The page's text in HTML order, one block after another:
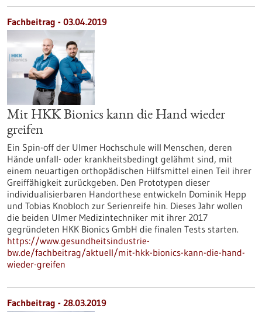
Fachbeitrag - 03.04.2019
Mit HKK Bionics kann die Hand wieder
greifen
Ein Spin-off der Ulmer Hochschule will Menschen, deren
Hände unfall- oder krankheitsbedingt gelähmt sind, mit
einem neuartigen orthopädischen Hilfsmittel einen Teil ihrer
Greiffähigkeit zurückgeben. Den Prototypen dieser
individualisierbaren Handorthese entwickeln Dominik Hepp
und Tobias Knobloch zur Serienreife hin. Dieses Jahr wollen
die beiden Ulmer Medizintechniker mit ihrer 2017
gegründeten HKK Bionics GmbH die finalen Tests starten.
https://www.gesundheitsindustrie-
bw.de/fachbeitrag/aktuell/mit-hkk-bionics-kann-die-hand-
wieder-greifen
Fachbeitrag - 28.03.2019